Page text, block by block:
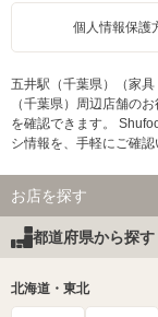
個人情報保護
五井駅（千葉県）（家
（千葉県）周辺店舗の
を確認できます。
シ情報を、手軽にご確
お店を探す
都道府県から探す
北海道・東北